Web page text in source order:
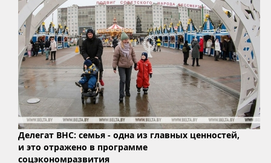
Делегат ВНС: семья - одна из главных ценностей,
и это отражено в программе
соцэкономразвития